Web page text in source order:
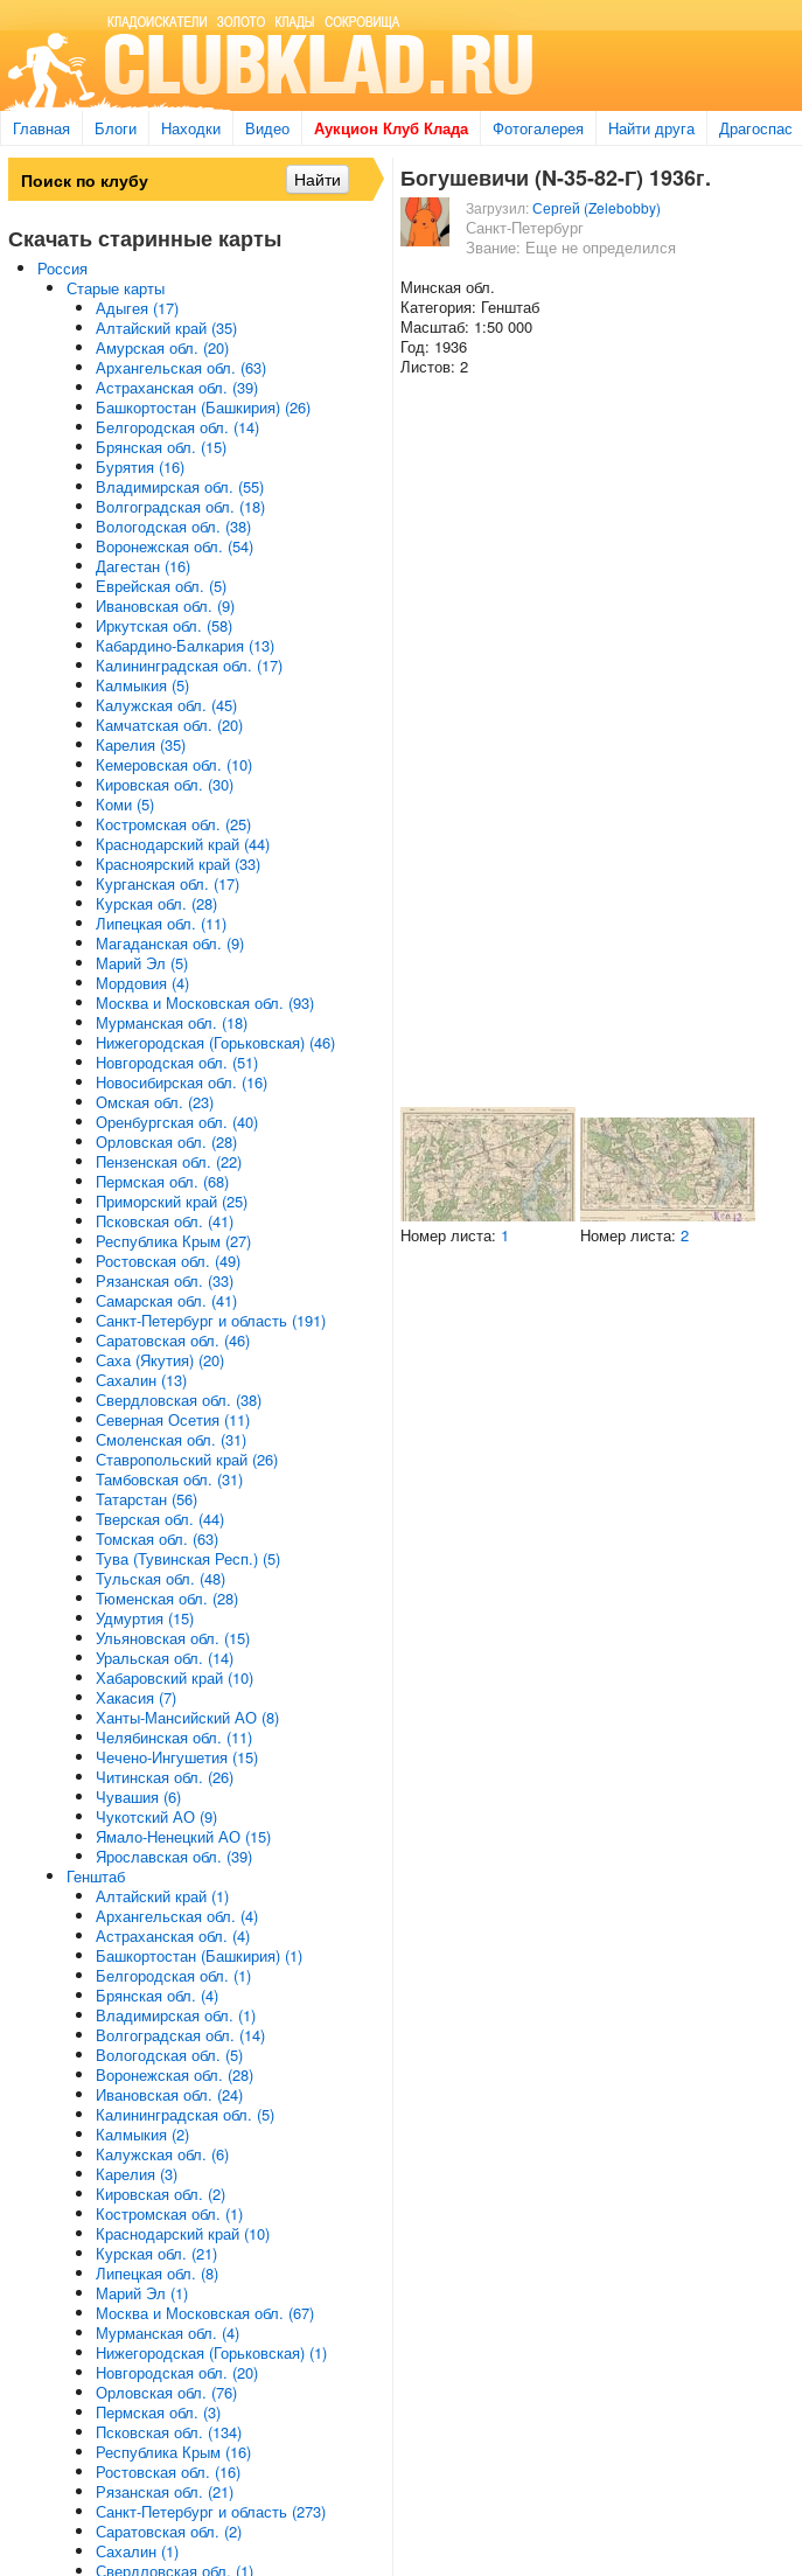
Главная Блоги Находки Видео Аукцион Клуб Клада Фотогалерея Найти друга Драгоспас
Богушевичи (N-35-82-Г) 1936г.
Загрузил:Сергей (Zelebobby)
Санкт-Петербург
Звание: Еще не определился
Минская обл.
Категория: Генштаб
Масштаб: 1:50 000
Год: 1936
Листов: 2
Номер листа: 1 Номер листа: 2
Скачать старинные карты
Россия
Старые карты
Адыгея (17)
Алтайский край (35)
Амурская обл. (20)
Архангельская обл. (63)
Астраханская обл. (39)
Башкортостан (Башкирия) (26)
Белгородская обл. (14)
Брянская обл. (15)
Бурятия (16)
Владимирская обл. (55)
Волгоградская обл. (18)
Вологодская обл. (38)
Воронежская обл. (54)
Дагестан (16)
Еврейская обл. (5)
Ивановская обл. (9)
Иркутская обл. (58)
Кабардино-Балкария (13)
Калининградская обл. (17)
Калмыкия (5)
Калужская обл. (45)
Камчатская обл. (20)
Карелия (35)
Кемеровская обл. (10)
Кировская обл. (30)
Коми (5)
Костромская обл. (25)
Краснодарский край (44)
Красноярский край (33)
Курганская обл. (17)
Курская обл. (28)
Липецкая обл. (11)
Магаданская обл. (9)
Марий Эл (5)
Мордовия (4)
Москва и Московская обл. (93)
Мурманская обл. (18)
Нижегородская (Горьковская) (46)
Новгородская обл. (51)
Новосибирская обл. (16)
Омская обл. (23)
Оренбургская обл. (40)
Орловская обл. (28)
Пензенская обл. (22)
Пермская обл. (68)
Приморский край (25)
Псковская обл. (41)
Республика Крым (27)
Ростовская обл. (49)
Рязанская обл. (33)
Самарская обл. (41)
Санкт-Петербург и область (191)
Саратовская обл. (46)
Саха (Якутия) (20)
Сахалин (13)
Свердловская обл. (38)
Северная Осетия (11)
Смоленская обл. (31)
Ставропольский край (26)
Тамбовская обл. (31)
Татарстан (56)
Тверская обл. (44)
Томская обл. (63)
Тува (Тувинская Респ.) (5)
Тульская обл. (48)
Тюменская обл. (28)
Удмуртия (15)
Ульяновская обл. (15)
Уральская обл. (14)
Хабаровский край (10)
Хакасия (7)
Ханты-Мансийский АО (8)
Челябинская обл. (11)
Чечено-Ингушетия (15)
Читинская обл. (26)
Чувашия (6)
Чукотский АО (9)
Ямало-Ненецкий АО (15)
Ярославская обл. (39)
Генштаб
Алтайский край (1)
Архангельская обл. (4)
Астраханская обл. (4)
Башкортостан (Башкирия) (1)
Белгородская обл. (1)
Брянская обл. (4)
Владимирская обл. (1)
Волгоградская обл. (14)
Вологодская обл. (5)
Воронежская обл. (28)
Ивановская обл. (24)
Калининградская обл. (5)
Калмыкия (2)
Калужская обл. (6)
Карелия (3)
Кировская обл. (2)
Костромская обл. (1)
Краснодарский край (10)
Курская обл. (21)
Липецкая обл. (8)
Марий Эл (1)
Москва и Московская обл. (67)
Мурманская обл. (4)
Нижегородская (Горьковская) (1)
Новгородская обл. (20)
Орловская обл. (76)
Пермская обл. (3)
Псковская обл. (134)
Республика Крым (16)
Ростовская обл. (16)
Рязанская обл. (21)
Санкт-Петербург и область (273)
Саратовская обл. (2)
Сахалин (1)
Свердловская обл. (1)